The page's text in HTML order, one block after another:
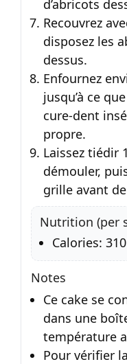
d’abricots
Recouvrez
disposez les
dessus.
Enfournez
jusqu’à ce
cure-dent
propre.
Laissez tiédir
démouler,
grille avant
Nutrition (per
Calories:
Notes
Ce cake se
dans une
température
Pour vérifier